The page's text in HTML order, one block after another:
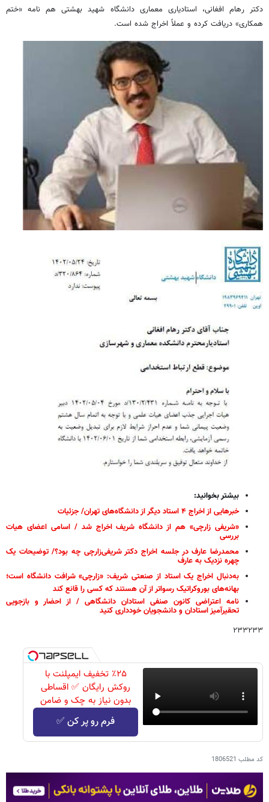
دکتر رهام افغانی، استادیاری معماری دانشگاه شهید بهشتی هم نامه «ختم
همکاری» دریافت کرده و عملاً اخراج شده است.
بیشتر بخوانید:
خبرهایی از اخراج ۴ استاد دیگر از دانشگاه‌های تهران/ جزئیات
«شریفی زارچی» هم از دانشگاه شریف اخراج شد / اسامی اعضای هیات
بررسی
محمدرضا عارف در جلسه اخراج دکتر شریفی‌زارچی چه بود؟/ توضیحات یک
چهره نزدیک به عارف
به‌دنبال اخراج یک استاد از صنعتی شریف: «زارچی» شرافت دانشگاه است؛
بهانه‌های بوروکراتیک رسواتر از آن هستند که کسی را قانع کند
نامه اعتراضی کانون صنفی استادان دانشگاهی / از احضار و بازجویی
تحقیرآمیز استادان و دانشجویان خودداری کنید
۲۳۳۲۳۳
٪۲۵ تخفیف ایمپلنت با
روکش رایگان ✅ اقساطی
بدون نیاز به چک و ضامن
فرم رو پر کن ✅
کد مطلب 1806521